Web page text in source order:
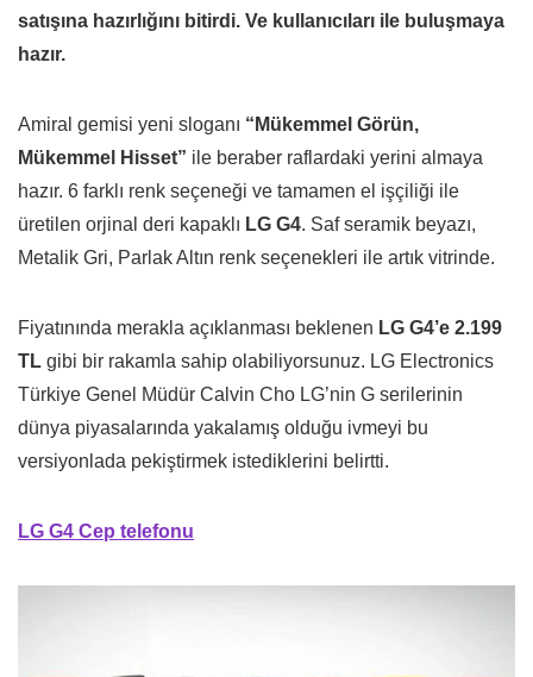
satışına hazırlığını bitirdi. Ve kullanıcıları ile buluşmaya
hazır.
Amiral gemisi yeni sloganı “Mükemmel Görün,
Mükemmel Hisset” ile beraber raflardaki yerini almaya
hazır. 6 farklı renk seçeneği ve tamamen el işçiliği ile
üretilen orjinal deri kapaklı LG G4. Saf seramik beyazı,
Metalik Gri, Parlak Altın renk seçenekleri ile artık vitrinde.
Fiyatınında merakla açıklanması beklenen LG G4’e 2.199
TL gibi bir rakamla sahip olabiliyorsunuz. LG Electronics
Türkiye Genel Müdür Calvin Cho LG’nin G serilerinin
dünya piyasalarında yakalamış olduğu ivmeyi bu
versiyonlada pekiştirmek istediklerini belirtti.
LG G4 Cep telefonu